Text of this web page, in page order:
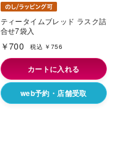
ティータイムブレッド ラスク詰
合せ7袋入
￥700 税込 ￥756
カートに入れる
web予約・店舗受取